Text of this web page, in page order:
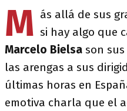
M ás allá de sus
si hay algo que
Marcelo Bielsa son
las arengas a sus
últimas horas en
emotiva charla que el